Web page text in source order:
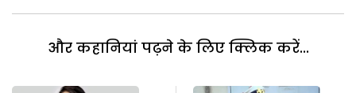
और कहानियां पढ़ने के लिए क्लिक करें...